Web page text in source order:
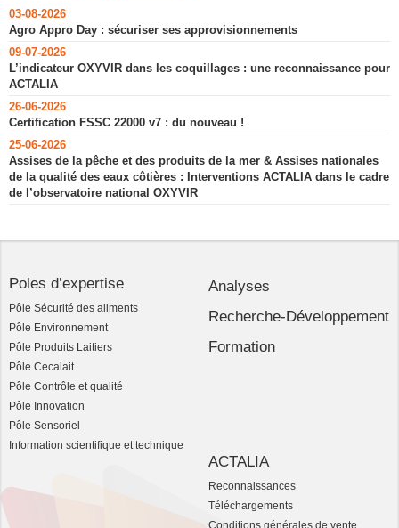
03-08-2026
Agro Appro Day : sécuriser ses approvisionnements
09-07-2026
L’indicateur OXYVIR dans les coquillages : une reconnaissance pour
ACTALIA
26-06-2026
Certification FSSC 22000 v7 : du nouveau !
25-06-2026
Assises de la pêche et des produits de la mer & Assises nationales
de la qualité des eaux côtières : Interventions ACTALIA dans le cadre
de l’observatoire national OXYVIR
Poles d’expertise
Pôle Sécurité des aliments
Pôle Environnement
Pôle Produits Laitiers
Pôle Cecalait
Pôle Contrôle et qualité
Pôle Innovation
Pôle Sensoriel
Information scientifique et technique
Analyses
Recherche-Développement
Formation
ACTALIA
Reconnaissances
Téléchargements
Conditions générales de vente